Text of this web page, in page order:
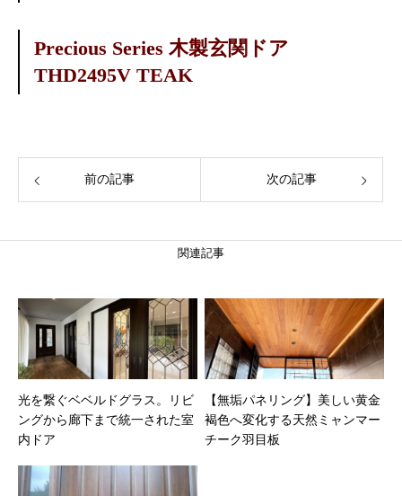
Precious Series 木製玄関ドア
THD2495V TEAK
前の記事 次の記事
関連記事
光を繋ぐベベルドグラス。リビ
ングから廊下まで統一された室
内ドア
【無垢パネリング】美しい黄金
褐色へ変化する天然ミャンマー
チーク羽目板